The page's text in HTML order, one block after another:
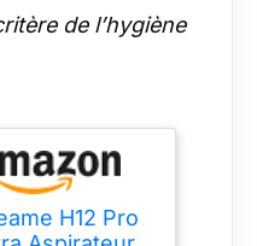
de l’hygiène
H12 Pro